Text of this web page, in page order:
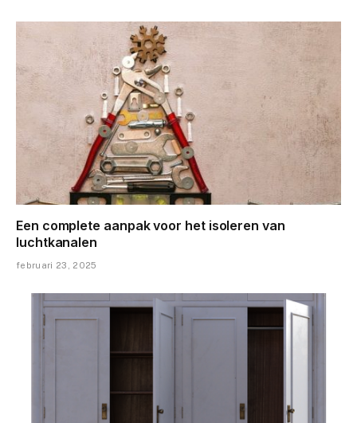
Een complete aanpak voor het isoleren van
luchtkanalen
februari 23, 2025